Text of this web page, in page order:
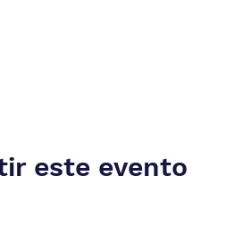
este evento